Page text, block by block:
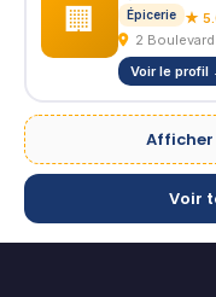
🏢 Épicerie ★
2
Voir le profil
Afficher
Voir